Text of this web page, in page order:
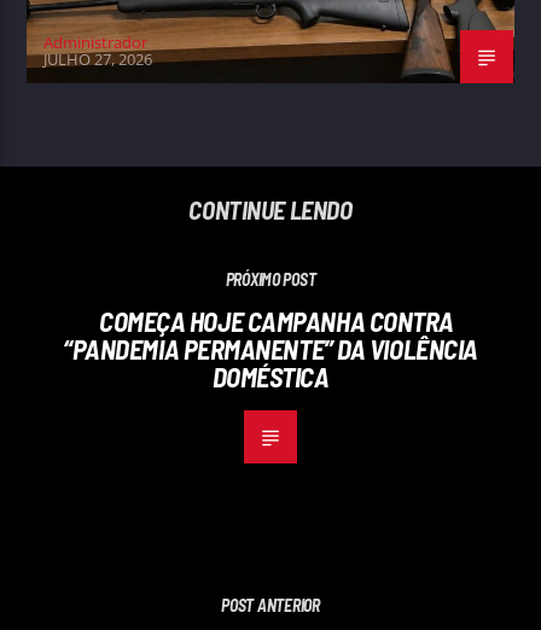
Administrador
JULHO 27, 2026
CONTINUE LENDO
PRÓXIMO POST
COMEÇA HOJE CAMPANHA CONTRA
“PANDEMIA PERMANENTE” DA VIOLÊNCIA
DOMÉSTICA
POST ANTERIOR